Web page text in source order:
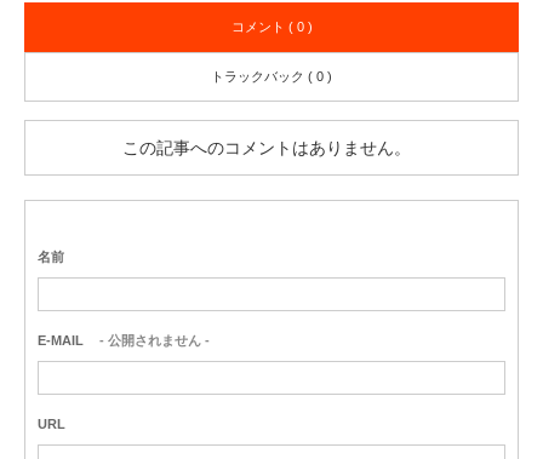
コメント ( 0 )
トラックバック ( 0 )
この記事へのコメントはありません。
名前
E-MAIL - 公開されません -
URL